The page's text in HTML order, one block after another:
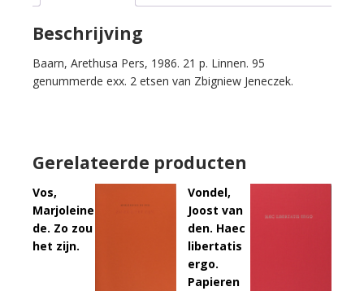
verdriet.
aantal
Beschrijving
Baarn, Arethusa Pers, 1986. 21 p. Linnen. 95
genummerde exx. 2 etsen van Zbigniew Jeneczek.
Gerelateerde producten
Vos,
Marjoleine
de. Zo zou
het zijn.
Vondel,
Joost van
den. Haec
libertatis
ergo.
Papieren